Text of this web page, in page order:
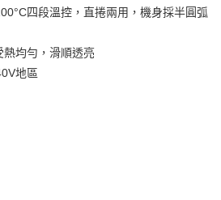
之後才付款」的支付方式。 讓您購物簡單
綁卡、不需儲值。
認證，即可結帳。
四段溫控，直捲兩用，機身採半圓弧
均勻，滑順透亮
地區